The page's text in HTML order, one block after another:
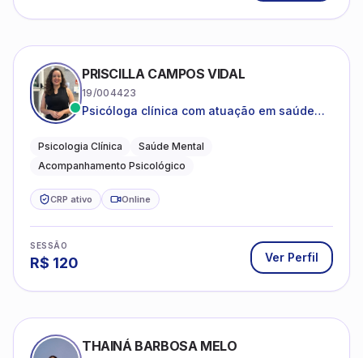
PRISCILLA CAMPOS VIDAL
19/004423
Psicóloga clínica com atuação em saúde
Psicologia Clínica
Saúde Mental
Acompanhamento Psicológico
CRP ativo Online
SESSÃO
R$ 120 Ver Perfil
THAINÁ BARBOSA MELO